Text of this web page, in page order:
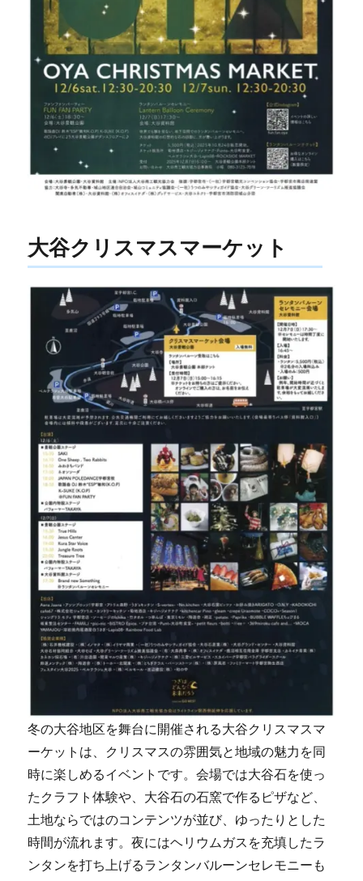
大谷クリスマスマーケット
冬の大谷地区を舞台に開催される大谷クリスマスマ
ーケットは、クリスマスの雰囲気と地域の魅力を同
時に楽しめるイベントです。会場では大谷石を使っ
たクラフト体験や、大谷石の石窯で作るピザなど、
土地ならではのコンテンツが並び、ゆったりとした
時間が流れます。夜にはヘリウムガスを充填したラ
ンタンを打ち上げるランタンバルーンセレモニーも